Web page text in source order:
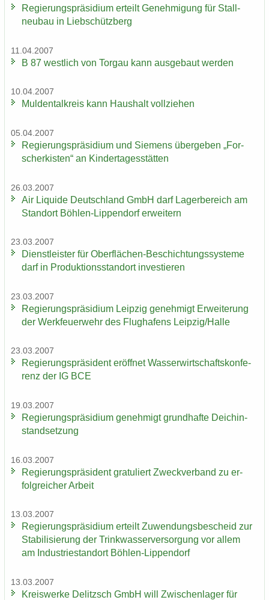
Re­gie­rungs­prä­si­di­um er­teilt Ge­neh­mi­gung für Stall­
neu­bau in Lieb­schütz­berg
11.04.2007
B 87 west­lich von Tor­gau kann aus­ge­baut wer­den
10.04.2007
Mul­den­tal­kreis kann Haus­halt voll­zie­hen
05.04.2007
Re­gie­rungs­prä­si­di­um und Sie­mens über­ge­ben „For­
scher­kis­ten“ an Kin­der­ta­ges­stät­ten
26.03.2007
Air Li­qui­de Deutsch­land GmbH darf La­ger­be­reich am
Stand­ort Böhlen-​Lippendorf er­wei­tern
23.03.2007
Dienst­leis­ter für Oberflächen-​Beschichtungssysteme
darf in Pro­duk­ti­ons­stand­ort in­ves­tie­ren
23.03.2007
Re­gie­rungs­prä­si­di­um Leip­zig ge­neh­migt Er­wei­te­rung
der Werk­feu­er­wehr des Flug­ha­fens Leip­zig/Halle
23.03.2007
Re­gie­rungs­prä­si­dent er­öff­net Was­ser­wirt­schafts­kon­fe­
renz der IG BCE
19.03.2007
Re­gie­rungs­prä­si­di­um ge­neh­migt grund­haf­te Deich­in­
stand­set­zung
16.03.2007
Re­gie­rungs­prä­si­dent gra­tu­liert Zweck­ver­band zu er­
folg­rei­cher Ar­beit
13.03.2007
Re­gie­rungs­prä­si­di­um er­teilt Zu­wen­dungs­be­scheid zur
Sta­bi­li­sie­rung der Trink­was­ser­ver­sor­gung vor allem
am In­dus­trie­stand­ort Böhlen-​Lippendorf
13.03.2007
Kreis­wer­ke De­litzsch GmbH will Zwi­schen­la­ger für